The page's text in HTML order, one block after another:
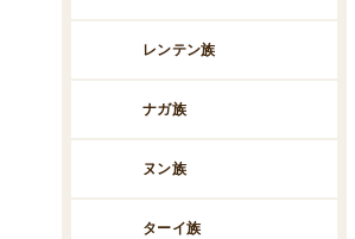
レンテン族
ナガ族
ヌン族
ターイ族